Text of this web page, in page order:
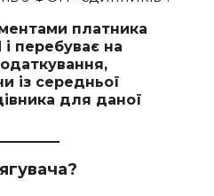
платника
перебуває на
із середньої
для даної